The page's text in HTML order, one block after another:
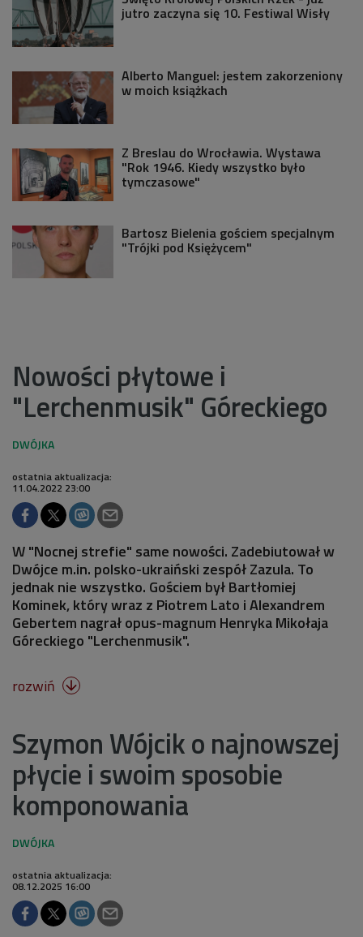
jutro zaczyna się 10. Festiwal Wisły
Alberto Manguel: jestem zakorzeniony
w moich książkach
Z Breslau do Wrocławia. Wystawa
"Rok 1946. Kiedy wszystko było
tymczasowe"
Bartosz Bielenia gościem specjalnym
"Trójki pod Księżycem"
Nowości płytowe i
"Lerchenmusik" Góreckiego
ostatnia aktualizacja:
11.04.2022 23:00
W "Nocnej strefie" same nowości. Zadebiutował w
Dwójce m.in. polsko-ukraiński zespół Zazula. To
jednak nie wszystko. Gościem był Bartłomiej
Kominek, który wraz z Piotrem Lato i Alexandrem
Gebertem nagrał opus-magnum Henryka Mikołaja
Góreckiego "Lerchenmusik".
rozwiń 
Szymon Wójcik o najnowszej
płycie i swoim sposobie
komponowania
ostatnia aktualizacja:
08.12.2025 16:00